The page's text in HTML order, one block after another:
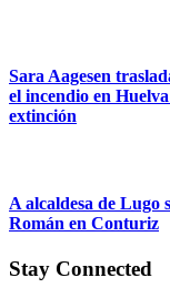
Sara Aagesen
el incendio en
extinción
A alcaldesa de Lugo
Román en Conturiz
Stay Connected